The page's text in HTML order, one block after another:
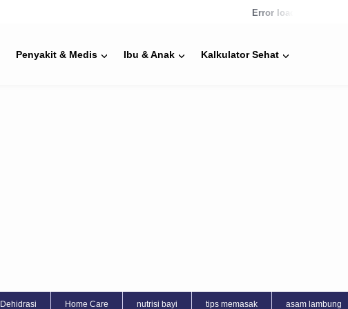
Error loading news
Penyakit & Medis Ibu & Anak Kalkulator Sehat
Dehidrasi Home Care nutrisi bayi tips memasak asam lambung